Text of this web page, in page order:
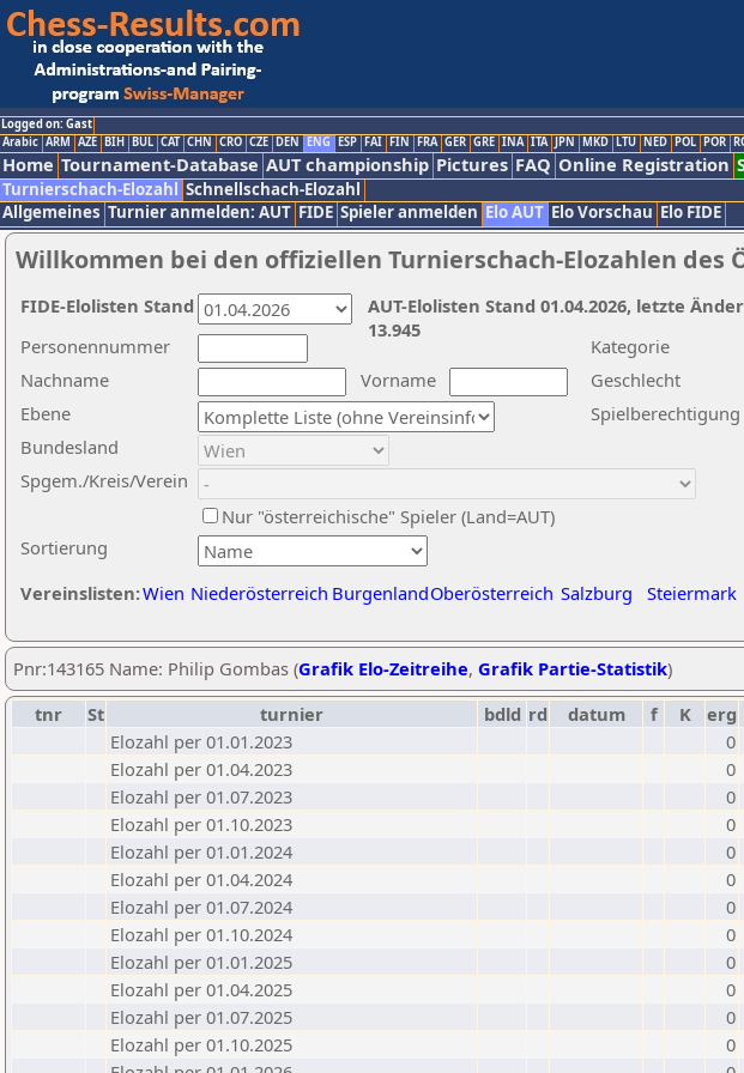
Logged on: Gast
Arabic ARM AZE BIH BUL CAT CHN CRO CZE DEN ENG ESP FAI FIN FRA GER GRE INA ITA JPN MKD LTU NED POL POR
Home Tournament-Database AUT championship Pictures FAQ Online Registration
Turnierschach-Elozahl Schnellschach-Elozahl
Allgemeines Turnier anmelden: AUT FIDE Spieler anmelden Elo AUT Elo Vorschau Elo FIDE
Willkommen bei den offiziellen Turnierschach-Elozahlen des
Nachname
Vorname
Ebene
Kategorie
Sortierung
Personennummer
Bundesland
Spgem./Kreis/Verein
Geschlecht
Nur "österreichische" Spieler (Land=AUT)
Spielberechtigung
Vereinslisten:Wien Niederösterreich BurgenlandOberösterreich Salzburg Steiermark
AUT-Elolisten Stand 01.04.2026, letzte
13.945
FIDE-Elolisten Stand
Pnr:143165 Name: Philip Gombas (Grafik Elo-Zeitreihe, Grafik Partie-Statistik)
tnr
St turnier bdld rd datum f K erg
Elozahl per 01.01.2023
0
Elozahl per 01.04.2023
0
Elozahl per 01.07.2023
0
Elozahl per 01.10.2023
0
Elozahl per 01.01.2024
0
Elozahl per 01.04.2024
0
Elozahl per 01.07.2024
0
Elozahl per 01.10.2024
0
Elozahl per 01.01.2025
0
Elozahl per 01.04.2025
0
Elozahl per 01.07.2025
0
Elozahl per 01.10.2025
0